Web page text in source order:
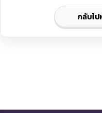
กลับไป